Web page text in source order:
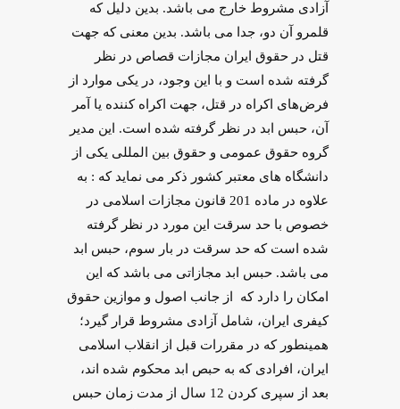
آزادی مشروط خارج می باشد. بدین دلیل که
قلمرو آن دو، جدا می باشد. بدین معنی که جهت
قتل در حقوق ایران مجازات قصاص در نظر
گرفته شده است و با این وجود، در یکی موارد از
فرض‌‌های اکراه در قتل، جهت اکراه‌ کننده یا آمر
آن، حبس ابد در نظر گرفته شده است. این مدیر
گروه حقوق عمومی و حقوق بین ‌المللی یکی از
دانشگاه های معتبر کشور ذکر می نماید که : به
علاوه در ماده 201 قانون مجازات اسلامی در
خصوص با حد سرقت این مورد در نظر گرفته
شده است که حد سرقت در بار سوم، حبس ابد
می باشد. حبس ابد مجازاتی می باشد که این
امکان را دارد که از جانب اصول و موازین حقوق
کیفری ایران، شامل آزادی مشروط قرار گیرد؛
همینطور که در مقررات قبل از انقلاب اسلامی
ایران، افرادی که به حبص ابد محکوم شده اند،
بعد از سپری کردن 12 سال از مدت زمان حبس